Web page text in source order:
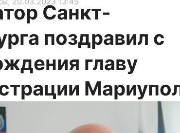
Санкт-
поздравил с
главу